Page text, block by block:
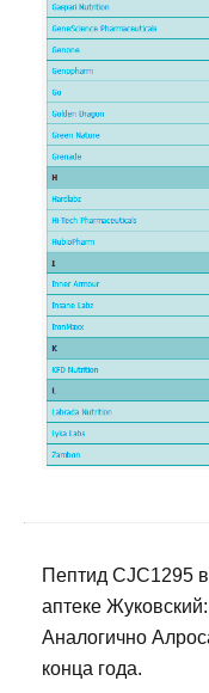
Пептид CJC1295
аптеке
Аналогично
конца года.